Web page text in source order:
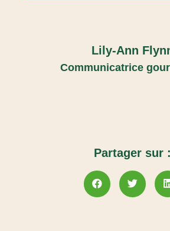
Lily-Ann
Communicatrice
Partager sur :